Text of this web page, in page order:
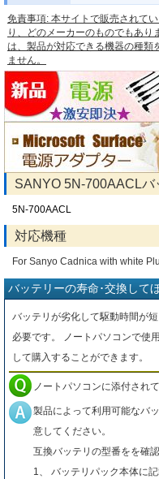
免責事項: 本サイトで販売されて
り、どのメーカーのものでもあり
は、製品が対応できる機器の種類
ません。
SANYO 5N-700AACLバ
5N-700AACL
対応機種
For Sanyo Cadnica with white
バッテリーの寿命･交換して
バッテリが劣化して駆動時間が
必要です。 ノートパソコンで使
して購入することができます。
ノートパソコンに添付され
製品によって利用可能なバ
意してください。
互換バッテリの型番をを確認
1、 バッテリパック本体に記